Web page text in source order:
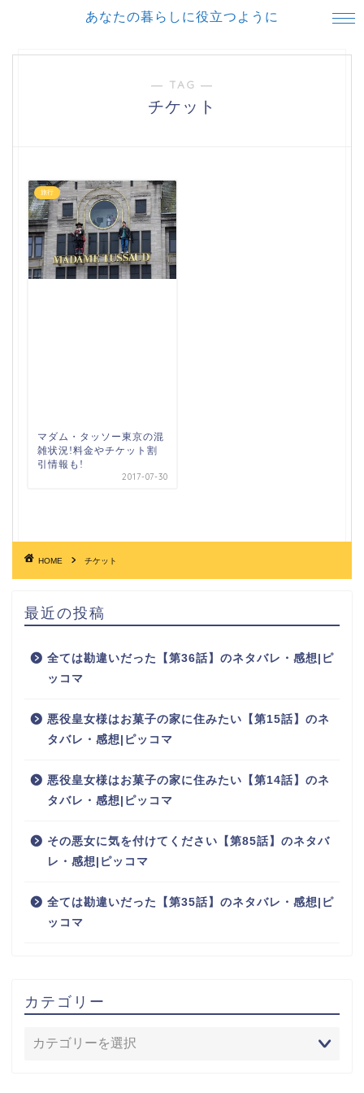
あなたの暮らしに役立つように
― TAG ―
チケット
旅行
マダム・タッソー東京の混
雑状況!料金やチケット割
引情報も!
2017-07-30
HOME チケット
最近の投稿
全ては勘違いだった【第36話】のネタバレ・感想|ピ
ッコマ
悪役皇女様はお菓子の家に住みたい【第15話】のネ
タバレ・感想|ピッコマ
悪役皇女様はお菓子の家に住みたい【第14話】のネ
タバレ・感想|ピッコマ
その悪女に気を付けてください【第85話】のネタバ
レ・感想|ピッコマ
全ては勘違いだった【第35話】のネタバレ・感想|ピ
ッコマ
カテゴリー